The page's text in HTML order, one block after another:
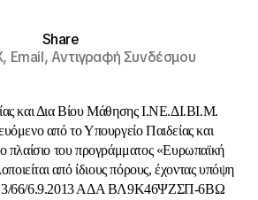
Share
Email,Αντιγραφή Συνδέσμου
και Δια Βίου Μάθησης Ι.ΝΕ.ΔΙ.ΒΙ.Μ.
από το Υπουργείο Παιδείας και
του προγράμματος «Ευρωπαϊκή
από ίδιους πόρους, έχοντας υπόψη
66/6.9.2013 ΑΔΑ ΒΛ9Κ46ΨΖΣΠ-6ΒΩ